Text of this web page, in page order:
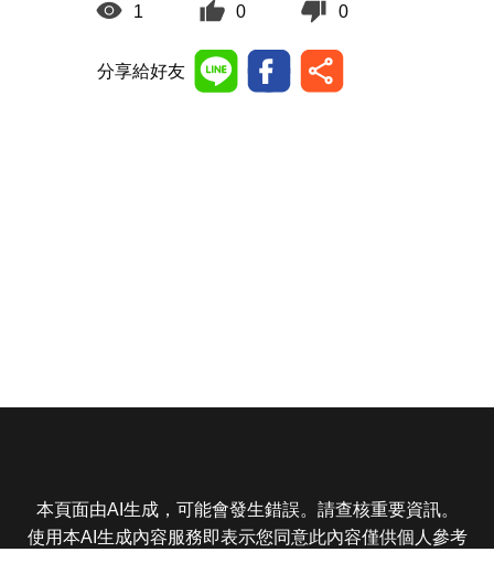
1 0 0
分享給好友
本頁面由AI生成，可能會發生錯誤。請查核重要資訊。
使用本AI生成內容服務即表示您同意此內容僅供個人參考